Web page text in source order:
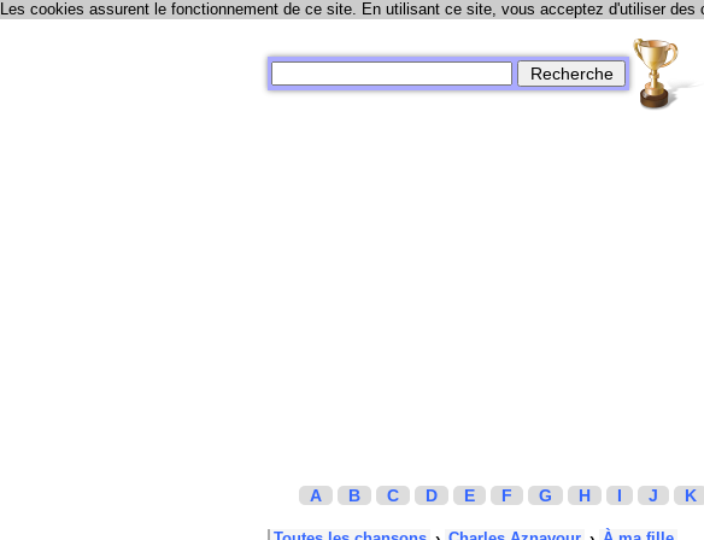
Les cookies assurent le fonctionnement de ce site. En utilisant ce site, vous acceptez d'utiliser des
A B C D E F G H I J K